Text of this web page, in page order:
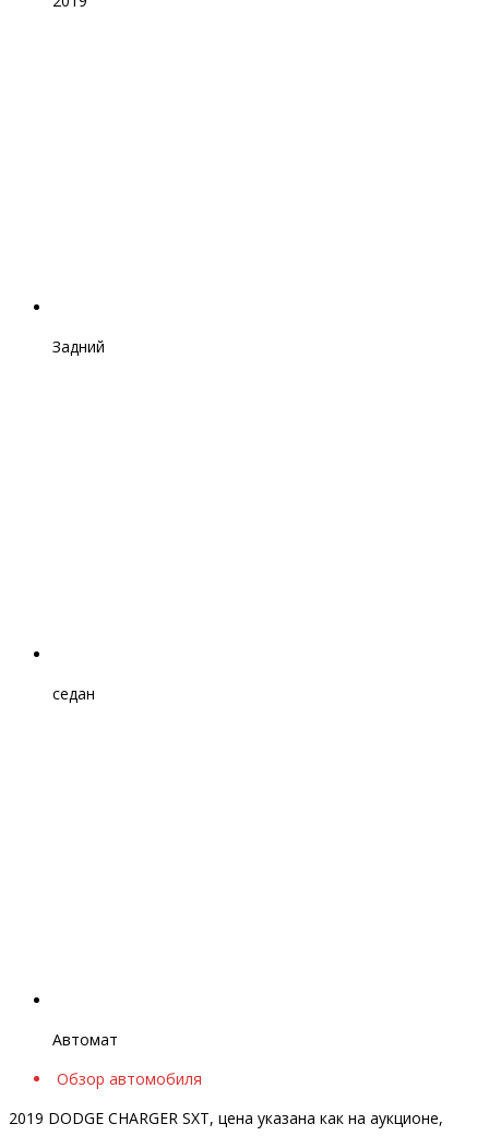
Задний
седан
Автомат
Обзор автомобиля
2019 DODGE CHARGER SXT, цена указана как на аукционе,